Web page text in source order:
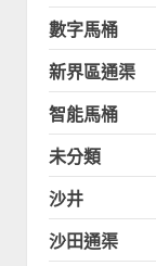
數字馬桶
新界區通渠
智能馬桶
未分類
沙井
沙田通渠